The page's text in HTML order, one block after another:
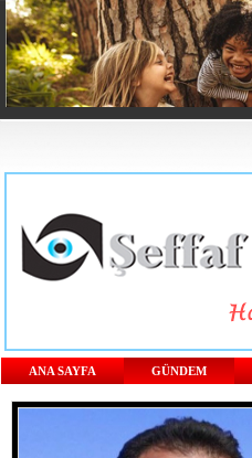
ANA SAYFA GÜNDEM